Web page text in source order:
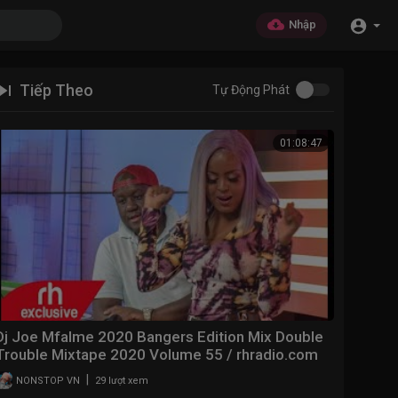
Nhập
Tiếp Theo Tự Động Phát
01:08:47
Joe Mfalme 2020 Bangers Edition Mix Double
Mixtape 2020 Volume 55 / rhradio.com
NONSTOP VN 29 lượt xem